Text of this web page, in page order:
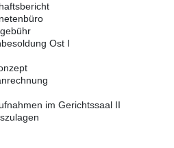
Ost I
im Gerichtssaal II